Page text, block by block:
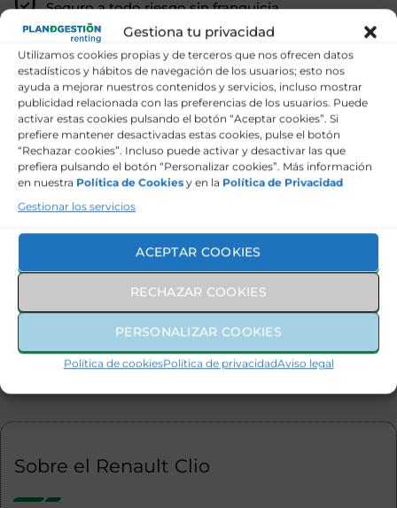
Gestiona tu privacidad
Utilizamos cookies propias y de terceros que nos ofrecen datos
estadísticos y hábitos de navegación de los usuarios; esto nos
ayuda a mejorar nuestros contenidos y servicios, incluso mostrar
publicidad relacionada con las preferencias de los usuarios. Puede
activar estas cookies pulsando el botón “Aceptar cookies”. Si
prefiere mantener desactivadas estas cookies, pulse el botón
“Rechazar cookies”. Incluso puede activar y desactivar las que
prefiera pulsando el botón “Personalizar cookies”. Más información
en nuestra Política de Cookies y en la Política de Privacidad
Gestionar los servicios
ACEPTAR COOKIES
RECHAZAR COOKIES
PERSONALIZAR COOKIES
Política de cookiesPolítica de privacidadAviso legal
Seguro a todo riesgo sin franquicia
Mantenimiento y revisiones
Asistencia en carretera
Averías y Reparaciones
Pago de Impuestos
Contratar
Sobre el Renault Clio